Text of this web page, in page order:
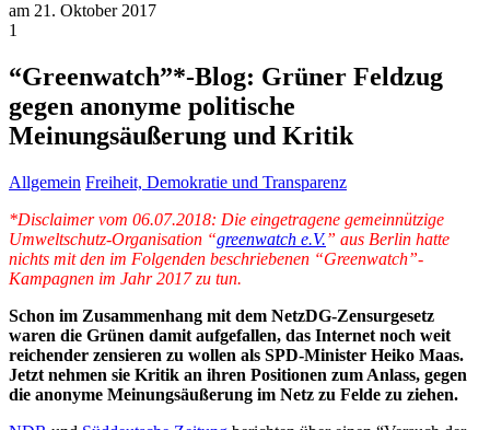
am 21. Oktober 2017
1
“Greenwatch”*-Blog: Grüner Feldzug
gegen anonyme politische
Meinungsäußerung und Kritik
Allgemein Freiheit, Demokratie und Transparenz
*Disclaimer vom 06.07.2018: Die eingetragene gemeinnützige
Umweltschutz-Organisation “greenwatch e.V.” aus Berlin hatte
nichts mit den im Folgenden beschriebenen “Greenwatch”-
Kampagnen im Jahr 2017 zu tun.
Schon im Zusammenhang mit dem NetzDG-Zensurgesetz
waren die Grünen damit aufgefallen, das Internet noch weit
reichender zensieren zu wollen als SPD-Minister Heiko Maas.
Jetzt nehmen sie Kritik an ihren Positionen zum Anlass, gegen
die anonyme Meinungsäußerung im Netz zu Felde zu ziehen.